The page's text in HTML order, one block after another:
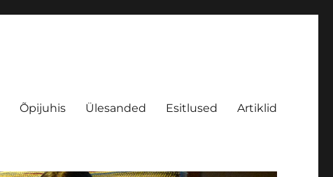
Õpijuhis Ülesanded Esitlused Artiklid